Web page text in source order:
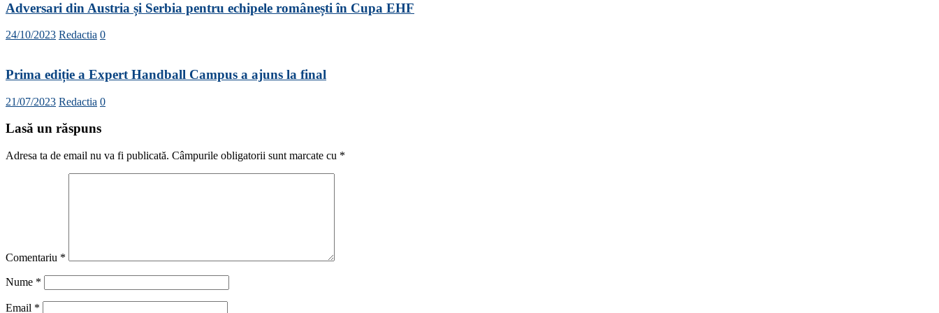
Adversari din Austria și Serbia pentru echipele românești în Cupa EHF
24/10/2023 Redactia 0
Prima ediție a Expert Handball Campus a ajuns la final
21/07/2023 Redactia 0
Lasă un răspuns
Adresa ta de email nu va fi publicată. Câmpurile obligatorii sunt marcate cu *
Comentariu *
Nume *
Email *